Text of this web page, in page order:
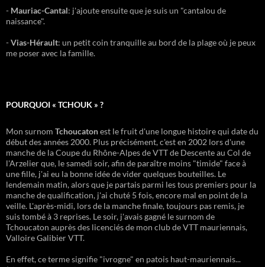
- Mauriac-Cantal: j'ajoute ensuite que je suis un "cantalou de
naissance".
-Vias-Hérault: un petit coin tranquille au bord de la plage où je peux
me poser avec la famille.
POURQUOI « TCHOUK » ?
Mon surnom Tchoucatonest le fruit d'une longue histoire qui date du
début des années 2000. Plus précisément, c'est en 2002 lors d'une
manche de la Coupe du Rhône-Alpes de VTT de Descente au Col de
l'Arzelier que, le samedi soir, afin de paraître moins "timide" face à
une fille, j'ai eu la bonne idée de vider quelques bouteilles. Le
lendemain matin, alors que je partais parmi les tous premiers pour la
manche de qualification, j'ai chuté 5 fois, encore mal en point de la
veille. L'après-midi, lors de la manche finale, toujours pas remis, je
suis tombé à 3 reprises. Le soir, j'avais gagné le surnom de
Tchoucaton auprès des licenciés de mon club de VTT mauriennais,
Valloire Galibier VTT.
En effet, ce terme signifie "ivrogne" en patois haut-mauriennais...